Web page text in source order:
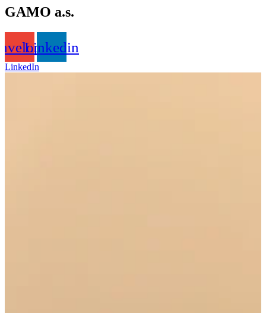
GAMO a.s.
Linkedin
LinkedIn